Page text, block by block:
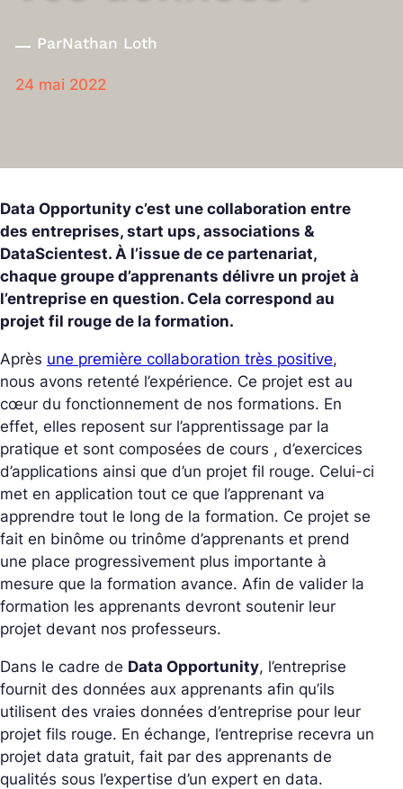
ParNathan Loth
24 mai 2022
Data Opportunity c’est une collaboration entre
des entreprises, start ups, associations &
DataScientest. À l’issue de ce partenariat,
chaque groupe d’apprenants délivre un projet à
l’entreprise en question. Cela correspond au
projet fil rouge de la formation.
Après une première collaboration très positive,
nous avons retenté l’expérience. Ce projet est au
cœur du fonctionnement de nos formations. En
effet, elles reposent sur l’apprentissage par la
pratique et sont composées de cours , d’exercices
d’applications ainsi que d’un projet fil rouge. Celui-ci
met en application tout ce que l’apprenant va
apprendre tout le long de la formation. Ce projet se
fait en binôme ou trinôme d’apprenants et prend
une place progressivement plus importante à
mesure que la formation avance. Afin de valider la
formation les apprenants devront soutenir leur
projet devant nos professeurs.
Dans le cadre de Data Opportunity, l’entreprise
fournit des données aux apprenants afin qu’ils
utilisent des vraies données d’entreprise pour leur
projet fils rouge. En échange, l’entreprise recevra un
projet data gratuit, fait par des apprenants de
qualités sous l’expertise d’un expert en data.